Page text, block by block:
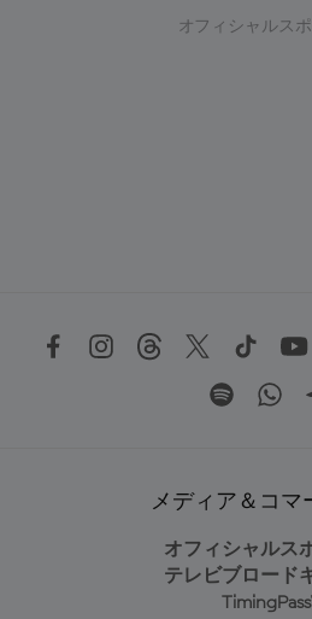
オフィシャルス
メディア＆コマ
オフィシャルス
テレビブロード